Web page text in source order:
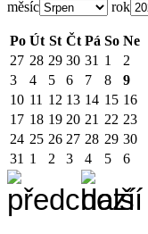
měsíc rok
Po Út St Čt Pá So Ne
27 28 29 30 31 1
2
3
4 5 6 7 8
9
10 11 12 13 14 15 16
17 18 19 20 21 22 23
24 25 26 27 28 29 30
31 1 2 3 4 5 6